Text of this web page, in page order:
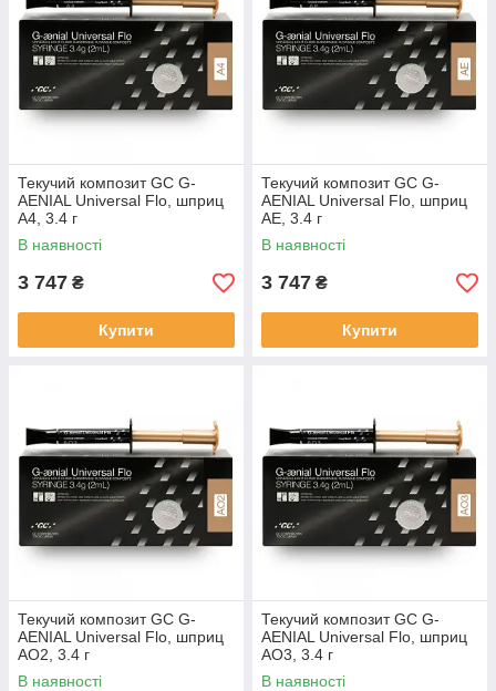
Текучий композит GC G-
AENIAL Universal Flo, шприц
A4, 3.4 г
В наявності
3 747 ₴
Купити
Текучий композит GC G-
AENIAL Universal Flo, шприц
AE, 3.4 г
В наявності
3 747 ₴
Купити
Текучий композит GC G-
AENIAL Universal Flo, шприц
AO2, 3.4 г
В наявності
Текучий композит GC G-
AENIAL Universal Flo, шприц
AO3, 3.4 г
В наявності